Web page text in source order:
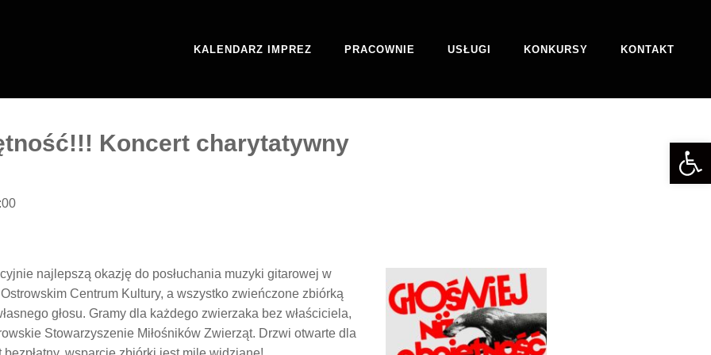
KALENDARZ IMPREZ PRACOWNIE USŁUGI KONKURSY KONTAKT
Koncert charytatywny
najlepszą okazję do posłuchania muzyki gitarowej w
Ostrowskim Centrum Kultury, a wszystko zwieńczone zbiórką
głosu. Gramy dla każdego zwierzaka bez właściciela,
Stowarzyszenie Miłośników Zwierząt. Drzwi otwarte dla